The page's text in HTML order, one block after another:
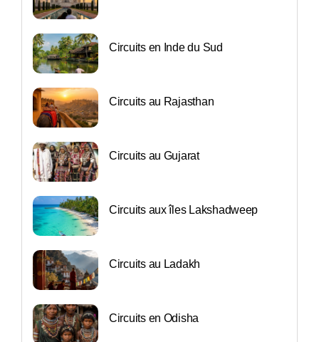
Circuits en Inde du Sud
Circuits au Rajasthan
Circuits au Gujarat
Circuits aux îles Lakshadweep
Circuits au Ladakh
Circuits en Odisha